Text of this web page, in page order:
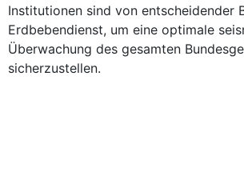
Institutionen sind von entscheidender
Erdbebendienst, um eine optimale
Überwachung des gesamten
sicherzustellen.